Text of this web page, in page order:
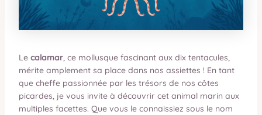
Le calamar, ce mollusque fascinant aux dix tentacules,
mérite amplement sa place dans nos assiettes ! En tant
que cheffe passionnée par les trésors de nos côtes
picardes, je vous invite à découvrir cet animal marin aux
multiples facettes. Que vous le connaissiez sous le nom